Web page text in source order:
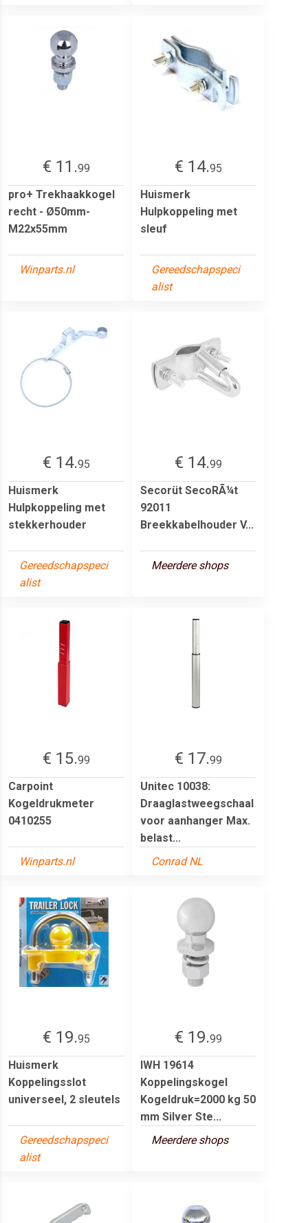
€ 11.99
pro+ Trekhaakkogel
recht - Ø50mm-
M22x55mm
Winparts.nl
€ 14.95
Huismerk
Hulpkoppeling met
sleuf
Gereedschapspeci
alist
€ 14.95
Huismerk
Hulpkoppeling met
stekkerhouder
Gereedschapspeci
alist
€ 14.99
Secorüt SecoRÃ¼t
92011
Breekkabelhouder V...
Meerdere shops
€ 15.99
Carpoint
Kogeldrukmeter
0410255
Winparts.nl
€ 17.99
Unitec 10038:
Draaglastweegschaal
voor aanhanger Max.
belast...
Conrad NL
€ 19.95
Huismerk
Koppelingsslot
universeel, 2 sleutels
Gereedschapspeci
alist
€ 19.99
IWH 19614
Koppelingskogel
Kogeldruk=2000 kg 50
mm Silver Ste...
Meerdere shops